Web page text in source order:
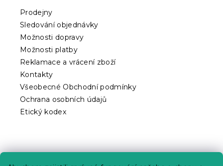
Prodejny
Sledování objednávky
Možnosti dopravy
Možnosti platby
Reklamace a vrácení zboží
Kontakty
Všeobecné Obchodní podmínky
Ochrana osobních údajů
Etický kodex